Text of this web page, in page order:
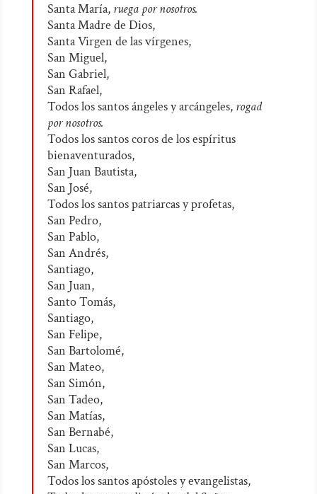
Santa María, ruega por nosotros.
Santa Madre de Dios,
Santa Virgen de las vírgenes,
San Miguel,
San Gabriel,
San Rafael,
Todos los santos ángeles y arcángeles, rogad
por nosotros.
Todos los santos coros de los espíritus
bienaventurados,
San Juan Bautista,
San José,
Todos los santos patriarcas y profetas,
San Pedro,
San Pablo,
San Andrés,
Santiago,
San Juan,
Santo Tomás,
Santiago,
San Felipe,
San Bartolomé,
San Mateo,
San Simón,
San Tadeo,
San Matías,
San Bernabé,
San Lucas,
San Marcos,
Todos los santos apóstoles y evangelistas,